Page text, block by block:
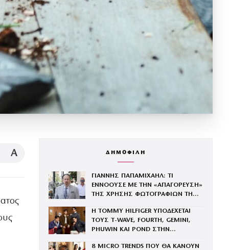
A ΔΗΜΟΦΙΛΗ
ΓΙΑΝΝΗΣ ΠΑΠΑΜΙΧΑΗΛ: ΤΙ
ΕΝΝΟΟΥΣΕ ΜΕ ΤΗΝ «ΑΠΑΓΟΡΕΥΣΗ»
ΤΗΣ ΧΡΗΣΗΣ ΦΩΤΟΓΡΑΦΙΩΝ ΤΗΣ
Η TOMMY HILFIGER ΥΠΟΔΕΧΕΤΑΙ
ΤΟΥΣ Τ-WAVE, FOURTH, GEMINI,
PHUWIN ΚΑΙ POND ΣΤΗΝ
8 MICRO TRENDS ΠΟΥ ΘΑ ΚΑΝΟΥΝ